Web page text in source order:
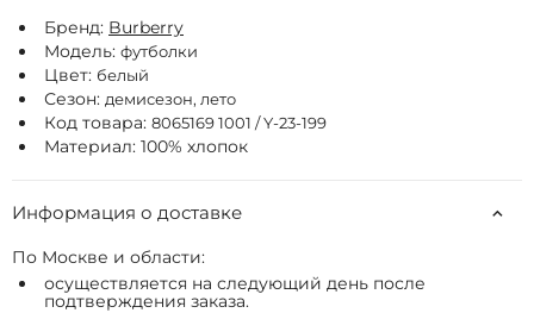
Бренд: Burberry
Модель: футболки
Цвет: белый
Сезон: демисезон, лето
Код товара: 8065169 1001 / Y-23-199
Материал: 100% хлопок
Информация о доставке
По Москве и области:
осуществляется на следующий день после
подтверждения заказа.